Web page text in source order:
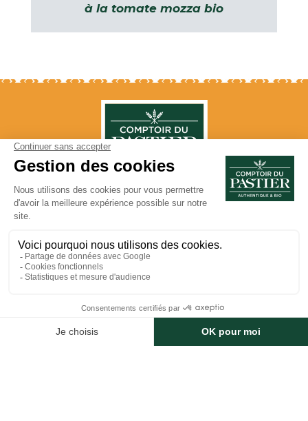
à la tomate mozza bio
LA MARQUE LES PRODUITS LES RECETTES
Comptoir du Pastier • 44 Avenue des Allobroges • ZI - CS
277 • 26106 Romans-sur-Isère Cedex • Tél.: +33(0)4 75 05 83
contact@comptoirdupastier.fr
Mentions légales
Plan de site